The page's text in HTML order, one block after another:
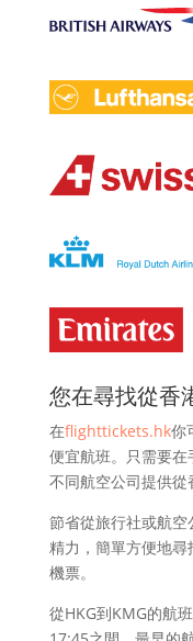
您在尋找從香
在flighttickets.hk你
便宜航班。只需要
不同航空公司提供從
節省從旅行社或航
精力，簡單方便地
機票。
從HKG到KMG的航